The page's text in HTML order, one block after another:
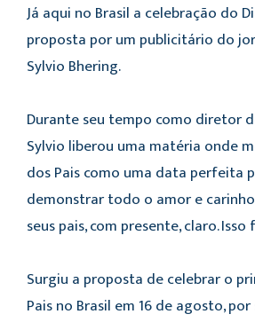
Já aqui no Brasil a celebração do
proposta por um publicitário do
Sylvio Bhering.
Durante seu tempo como diretor
Sylvio liberou uma matéria onde
dos Pais como uma data perfeita
demonstrar todo o amor e
seus pais, com presente, claro. Isso
Surgiu a proposta de celebrar o
Pais no Brasil em 16 de agosto,